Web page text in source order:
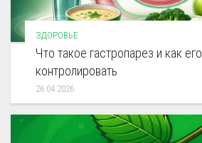
ЗДОРОВЬЕ
Что такое гастропарез и как его
контролировать
26.04.2026